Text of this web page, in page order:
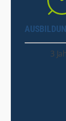
3